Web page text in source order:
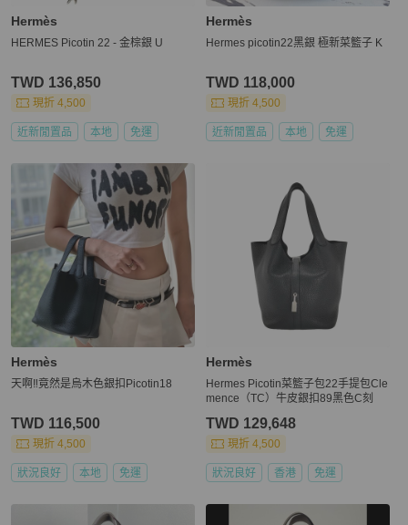
Hermès
HERMES Picotin 22 - 金棕銀 U
TWD 136,850
現折 4,500
近新閒置品 本地 免運
Hermès
Hermes picotin22黑銀 極新菜籃子 K
TWD 118,000
現折 4,500
近新閒置品 本地 免運
Hermès
天啊‼️竟然是烏木色銀扣Picotin18
TWD 116,500
現折 4,500
狀況良好 本地 免運
Hermès
Hermes Picotin菜籃子包22手提包Cle
mence（TC）牛皮銀扣89黑色C刻
TWD 129,648
現折 4,500
狀況良好 香港 免運